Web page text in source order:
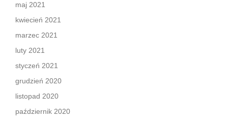
maj 2021
kwiecień 2021
marzec 2021
luty 2021
styczeń 2021
grudzień 2020
listopad 2020
październik 2020